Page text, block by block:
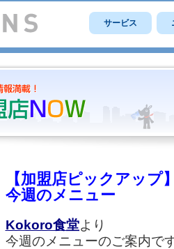
サービス
【加盟店ピックアップ
今週のメニュー
Kokoro食堂より
今週のメニューのご案内で